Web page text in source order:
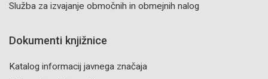
Služba za izvajanje območnih in obmejnih nalog
Dokumenti knjižnice
Katalog informacij javnega značaja